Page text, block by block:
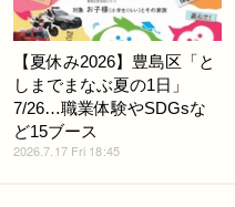
【夏休み2026】豊島区「と
しまでまなぶ夏の1日」
7/26…職業体験やSDGsな
ど15ブース
2026.7.17 Fri 18:45